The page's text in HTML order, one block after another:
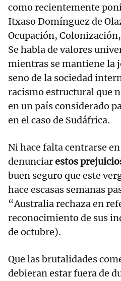
como recientemente
Itxaso Domínguez de
Ocupación,
Se habla de valores
mientras se mantiene la
seno de la sociedad
racismo estructural que
en un país considerado
en el caso de Sudáfrica.
Ni hace falta centrarse
denunciarestos
buen seguro que este
hace escasas semanas
“Australia rechaza en
reconocimiento de sus
de octubre).
Que las brutalidades
debieran estar fuera de